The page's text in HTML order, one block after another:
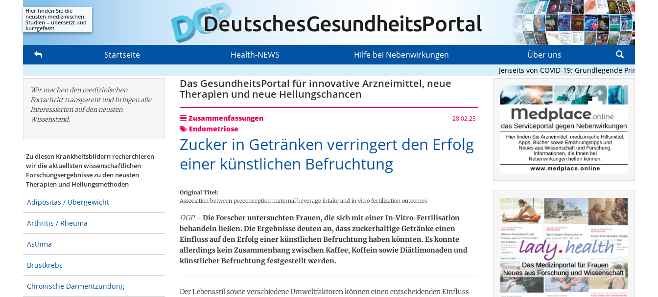
Hier finden Sie die
neusten medizinischen
Studien – übersetzt und
kurzgefasst
Startseite Health-NEWS Hilfe bei Nebenwirkungen Über uns
Jenseits von COVID-19: Grundlegende Prinzipien,
Wir machen den medizinischen
Fortschritt transparent und bringen alle
Interessierten auf den neusten
Wissenstand.
Zu diesen Krankheitsbildern recherchieren
wir die aktuellsten wissenschaftlichen
Forschungs­ergebnisse zu den neusten
Therapien und Heilungsmethoden
Adipositas / Übergewicht
Arthritis / Rheuma
Asthma
Brustkrebs
Chronische Darmentzündung
Das GesundheitsPortal für innovative Arzneimittel, neue
Therapien und neue Heilungschancen
Zusammenfassungen 28.02.23
Endometriose
Zucker in Getränken verringert den Erfolg
einer künstlichen Befruchtung
Original Titel:
Association between preconception maternal beverage intake and in vitro fertilization outcomes
DGP –Die Forscher untersuchten Frauen, die sich mit einer In-Vitro-Fertilisation
behandeln ließen. Die Ergebnisse deuten an, dass zuckerhaltige Getränke einen
Einfluss auf den Erfolg einer künstlichen Befruchtung haben könnten. Es konnte
allerdings kein Zusammenhang zwischen Kaffee, Koffein sowie Diätlimonaden und
künstlicher Befruchtung festgestellt werden.
Der Lebensstil sowie verschiedene Umweltfaktoren können einen entscheidenden Einfluss